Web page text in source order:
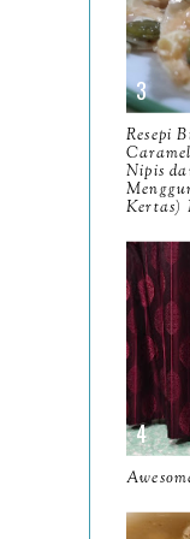
2024
July
June
May
Resepi
Nipis
Kertas)